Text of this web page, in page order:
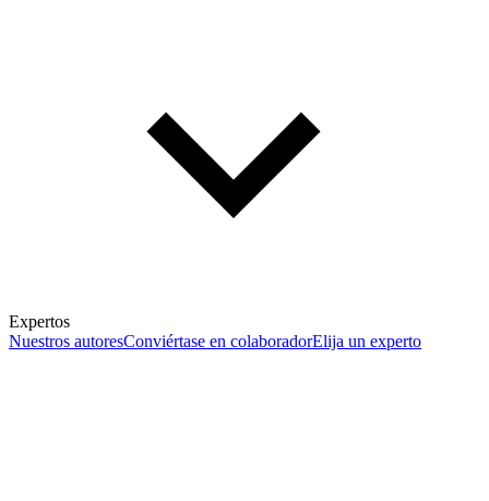
Expertos
Nuestros autoresConviértase en colaboradorElija un experto